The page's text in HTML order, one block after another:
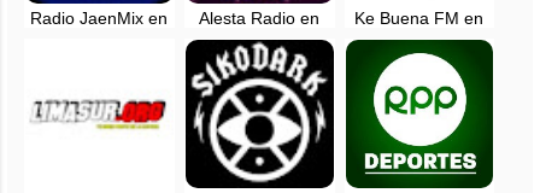
Radio JaenMix en
Alesta Radio en
vivo - Manchay,
Lima
Ke Buena FM en
vivo - Lima